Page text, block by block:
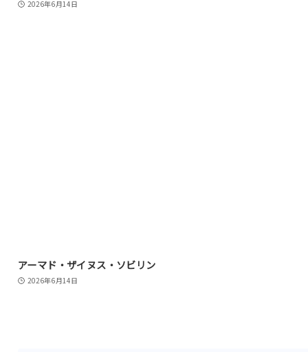
2026年6月14日
アーマド・ザイヌス・ソビリン
2026年6月14日